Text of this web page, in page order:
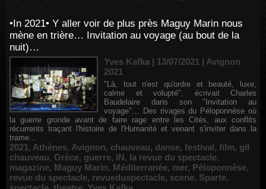
•In 2021• Y aller voir de plus près Maguy Marin nous
mène en trière… Invitation au voyage (au bout de la
nuit)…
Yves Kafka | 13/07/2021 | Avignon
2021
"Là, tout n'est qu'ordre et beauté, luxe,
calme et volupté", écrivait Charles
Baudelaire dans son "Invitation au
voyage"… Des rivages du Péloponnèse où
la guerre gronde avant de faire rage entre les Cités, aux conflits
récurrents traçant l'histoire de l'Humanité et venant s'inviter dans la
trame...
2021, Athènes, Avignon, chauveau, danse, festival, film, gil
chauveau, Grèce, guerre, IN, la revue du spectacle,
magazine, Maguy Marin, Méditerranée, mer, Péloponnèse,
revue du spectacle, revueduspectacle, scene, Sparte,